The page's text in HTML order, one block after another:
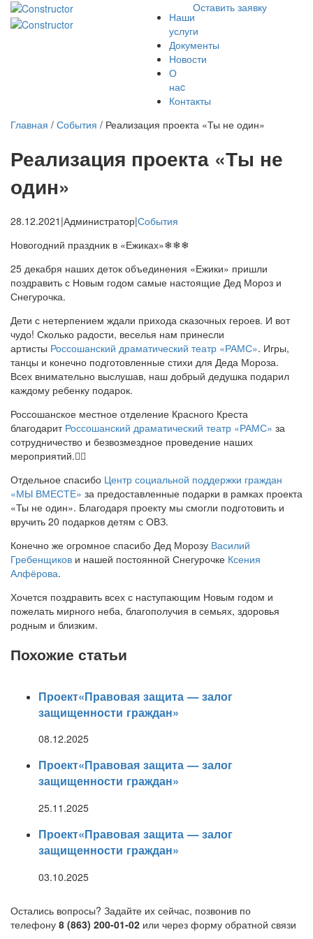
Наши
услуги
Документы
Новости
О
наc
Контакты
Оставить заявку
Главная / События / Реализация проекта «Ты не один»
Реализация проекта «Ты не
один»
28.12.2021 |Администратор|События
Новогодний праздник в «Ежиках»❄❄❄
25 декабря наших деток объединения «Ежики» пришли
поздравить с Новым годом самые настоящие Дед Мороз и
Снегурочка.
Дети с нетерпением ждали прихода сказочных героев. И вот
чудо! Сколько радости, веселья нам принесли
артисты Россошанский драматический театр «РАМС». Игры,
танцы и конечно подготовленные стихи для Деда Мороза.
Всех внимательно выслушав, наш добрый дедушка подарил
каждому ребенку подарок.
Россошанское местное отделение Красного Креста
благодарит Россошанский драматический театр «РАМС» за
сотрудничество и безвозмездное проведение наших
мероприятий.👍🏻
Отдельное спасибо Центр социальной поддержки граждан
«МЫ ВМЕСТЕ» за предоставленные подарки в рамках проекта
«Ты не один». Благодаря проекту мы смогли подготовить и
вручить 20 подарков детям с ОВЗ.
Конечно же огромное спасибо Дед Морозу Василий
Гребенщиков и нашей постоянной Снегурочке Ксения
Алфёрова.
Хочется поздравить всех с наступающим Новым годом и
пожелать мирного неба, благополучия в семьях, здоровья
родным и близким.
Похожие статьи
Проект«Правовая защита — залог
защищенности граждан»
08.12.2025
Проект«Правовая защита — залог
защищенности граждан»
25.11.2025
Проект«Правовая защита — залог
защищенности граждан»
03.10.2025
Остались вопросы? Задайте их сейчас, позвонив по
телефону 8 (863) 200-01-02 или через форму обратной связи